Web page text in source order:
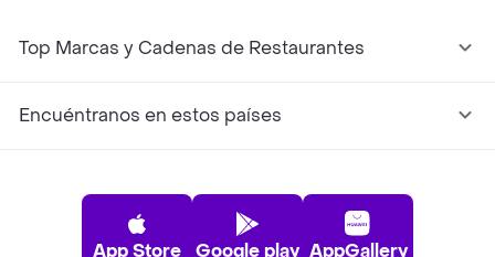
Top Marcas y Cadenas de Restaurantes
Encuéntranos en estos países
App Store Google play AppGallery